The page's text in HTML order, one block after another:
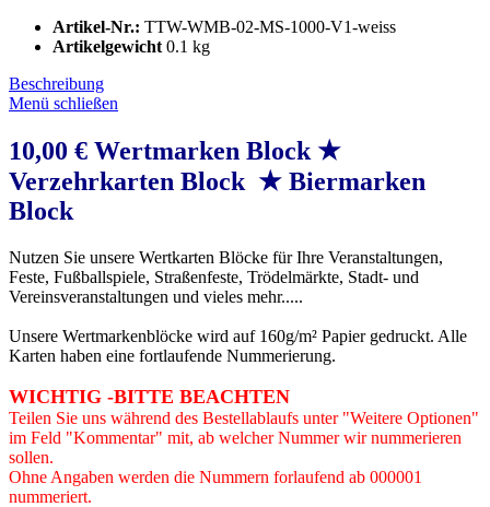
Artikel-Nr.: TTW-WMB-02-MS-1000-V1-weiss
Artikelgewicht 0.1 kg
Beschreibung
Menü schließen
10,00 € Wertmarken Block ★
Verzehrkarten Block ★ Biermarken
Block
Nutzen Sie unsere Wertkarten Blöcke für Ihre Veranstaltungen,
Feste, Fußballspiele, Straßenfeste, Trödelmärkte, Stadt- und
Vereinsveranstaltungen und vieles mehr.....
Unsere Wertmarkenblöcke wird auf 160g/m² Papier gedruckt. Alle
Karten haben eine fortlaufende Nummerierung.
WICHTIG -BITTE BEACHTEN
Teilen Sie uns während des Bestellablaufs unter "Weitere Optionen"
im Feld "Kommentar" mit, ab welcher Nummer wir nummerieren
sollen.
Ohne Angaben werden die Nummern forlaufend ab 000001
nummeriert.